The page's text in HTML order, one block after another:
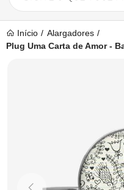
Início
Alargadores
Plug Uma Carta de Amor -